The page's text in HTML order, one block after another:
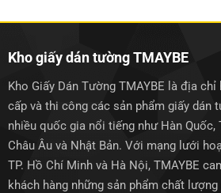
Kho giấy dán tường TMAYBE
Kho Giấy Dán Tường TMAYBE là địa
cấp và thi công các sản phẩm giấy dán
nhiều quốc gia nổi tiếng như Hàn Quốc,
Châu Âu và Nhật Bản. Với mạng lưới
TP. Hồ Chí Minh và Hà Nội, TMAYBE
khách hàng những sản phẩm chất